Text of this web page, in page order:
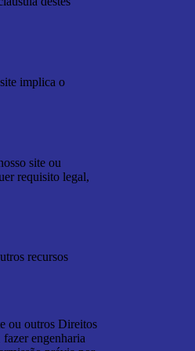
implica o
site ou
requisito legal,
recursos
ou outros Direitos
engenharia